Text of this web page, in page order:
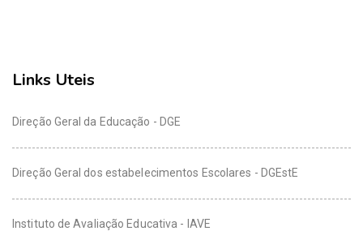
Links Uteis
Direção Geral da Educação - DGE
Direção Geral dos estabelecimentos Escolares - DGEstE
Instituto de Avaliação Educativa - IAVE